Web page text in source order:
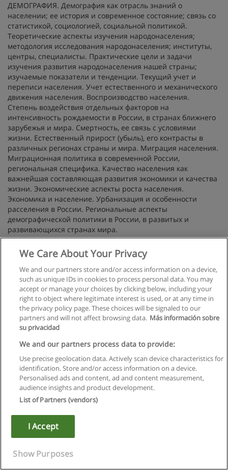
ДЕМОГРАФИЯ. Демография как отрасль знаний о
населении; ее история и современное состояние; связь со
статистикой, социологией, социальной политикой.
Теоретические аспекты изучения народонаселения;
методология исследования народонаселения; институты,
центры, специалисты. Практические цели и задачи
изучения развития народонаселения нашей страны;
изучаемые показатели и тенденции. Текущий учет и
переписи населения. Учет естественного и механического
движения населения. Воспроизводство населения.
Степень воздействия отдельных факторов на
интенсивность рождаемости в России, в странах ближнего
зарубежья и мира. Смертность, ее связь с условиями
жизни. Естественный прирост (убыль), его контрасты в
различных регионах страны и мира. Миграция населения.
Миграционная политика в современной России,
региональная специфика. Качество населения как
важнейшая составляющая развития экономики и качества
жизни. Экономические аспекты роста населения.
Экономика и население. Урбанизация и особенности
расселения в России. Региональные аспекты
демографической политики в России, в развитых и
развивающихся странах мира.
ТЕОРИЯ УПРАВЛЕНИЯ. Сущность и содержание теории
управления; эволюция управленческой мысли; новая
управленческая парадигма; теоретические основы
менеджмента и его современное состояние; проблемы
менеджмента в условиях перехода к рыночным
отношениям. Цели и функции теории управления;
функциональное разделение управленческого труда.
Внутренняя и внешняя среда в управлении;
организационные формы и структуры управления.
Общенаучные методы теории управления; методы
управленческого воздействия; методы решения
управленческих проблем и реализации функций
менеджмента. Методология и организация процесса
разработки управленческого решения; целевая
ориентация управленческих решений; анализ
альтернатив действий. Коммуникация в процессе
управления; управление как процесс; решения в процессе
управления; модели и методы принятия решений;
ситуационный подход в процессе управления. Основы
человеческого ресурса; условия и факторы результативной
We Care About Your Privacy
We and our partners store and/or access information on a device,
such as unique IDs in cookies to process personal data. You may
accept or manage your choices by clicking below, including your
right to object where legitimate interest is used, or at any time in
the privacy policy page. These choices will be signaled to our
partners and will not affect browsing data. Más información sobre
su privacidad
We and our partners process data to provide:
Use precise geolocation data. Actively scan device characteristics for
identification. Store and/or access information on a device.
Personalised ads and content, ad and content measurement,
audience insights and product development.
List of Partners (vendors)
I Accept
Show Purposes